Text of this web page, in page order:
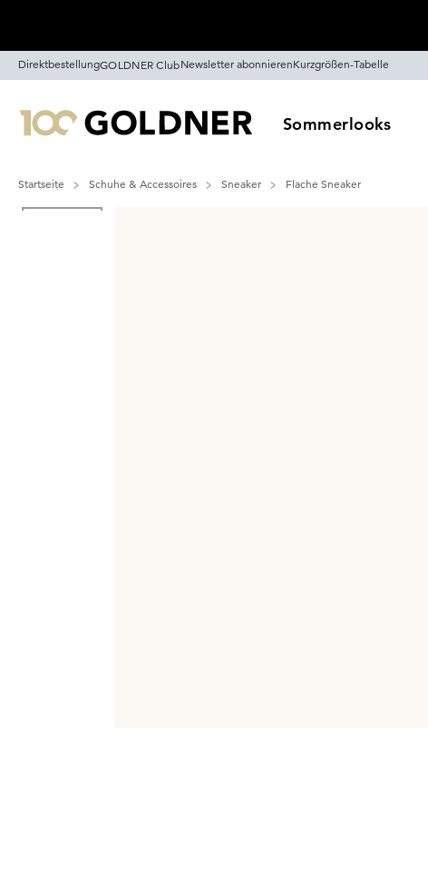
DirektbestellungGOLDNER ClubNewsletter abonnierenKurzgrößen-Tabelle
Sommerlooks
Startseite Schuhe & Accessoires Sneaker
Flache Sneaker